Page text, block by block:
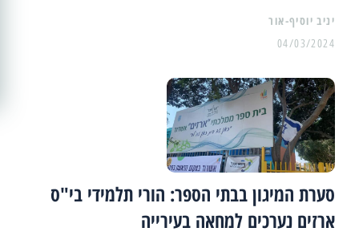
יניב יוסיף-אור
04/03/2024
סערת המיגון בבתי הספר: הורי תלמידי בי"ס
ארזים נערכים למחאה בעירייה